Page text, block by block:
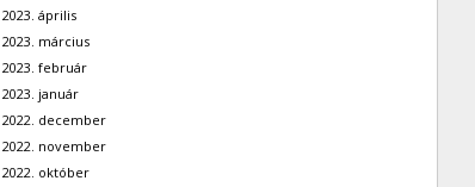
2023. április
2023. március
2023. február
2023. január
2022. december
2022. november
2022. október